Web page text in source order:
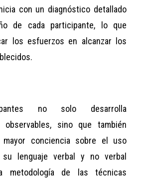
con un diagnóstico detallado
de cada participante, lo que
los esfuerzos en alcanzar los
no solo desarrolla
observables, sino que también
mayor conciencia sobre el uso
su lenguaje verbal y no verbal
metodología de las técnicas